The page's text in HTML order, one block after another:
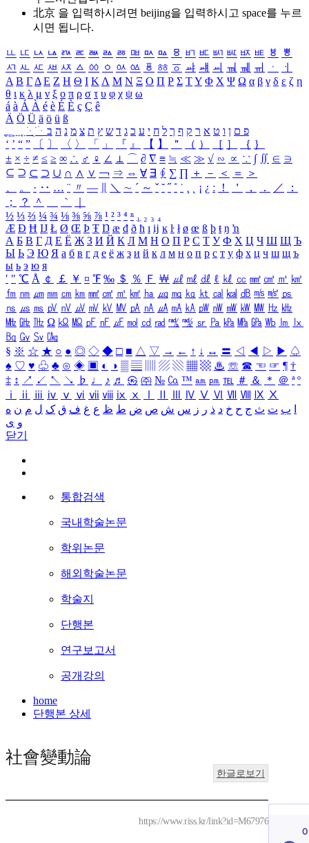
北京 을 입력하시려면 beijing을 입력하시고 space를 누르
시면 됩니다.
ㅥ ㅦ ㅧ ㅨ ㅩ ㅪ ㅫ ㅬ ㅭ ㅮ ㅯ ㅰ ㅱ ㅲ ㅳ ㅴ ㅵ ㅶ ㅷ ㅸ
ㅹ
ㅺ ㅻ ㅼ ㅽ ㅾ ㅿ ㆀ ㆁ ㆂ ㆃ ㆄ ㆅ ㆆ ㆇ ㆈ ㆉ ㆊ ㆋ ㆌ ㆍ
ㆎ
Α Β ΓΔ Ε Ζ Η Θ Ι ΚΛ Μ Ν Ξ Ο Π Ρ Σ ΤΥ Φ Χ Ψ Ω α β γ δ ε ζ η
θ ι κ λ μ ν ξ ο π ρ σ τ υ φ χ ψ ω
á à Á À é è É È ç Ç ê
Ä Ö Ü ä ö ü ß
ִֶֹ ֻּ ׁׂ פ ם ן ו ט א ר ק ף ך ל ח י ע כ ג ד ש ץ ת צ מ נ ה ב
‘ ’ “ ” 〔 〕 〈 〉 「 」 『 』 【 】 ＂ （ ） ［ ］ ｛ ｝
± × ÷ ≠ ≤ ≥ ∞ ∴ ♂ ♀ ∠ ⊥ ⌒ ∂ ∇ ≡ ≒ ≪ ≫ √ ∽ ∝ ∵ ∫ ∬ ∈ ∋
⊆ ⊇ ⊂ ⊃ ∪ ∩ ∧ ∨ ￢ ⇒ ⇔ ∀ ∃ ∮ ∑ ∏ ＋ － ＜ ＝
＞
、
。 · ‥ … ¨ 〃 ― ＼ ∼ ´ ～ ˇ ˘ ˝ ˚ ˙ ¸ ¡ ¿ ː ！ ＇ ， ． ／
：
；
？ ＾ ｀
½ ⅓ ⅔ ¼ ¾ ⅛ ⅜ ⅝ ⅞ ¹ ² ³ ⁴ ⁿ ₁ ₂ ₃ ₄
Æ Ð Ħ Ĳ Ł Ø Œ Þ Ŧ Ŋ æ đ ð ħ ı ĳ ĸ ŀ ł ø œ ß þ ŧ ŋ ŉ
А Б В Г Д Е Ё Ж З И Й К Л М Н О П Р С Т У Ф Х Ц Ч Ш Щ Ъ
Ы Ь Э Ю Я а б в г д е ё ж з и й к л м н о п р с т у ф х ц ч ш щ ъ
ы ь э ю я
′ ″ ℃ Å ￠ ￡ ￥ ¤ ℉ ‰ ＄ ％ Ｆ ￦ ㎕ ㎖ ㎗ ℓ ㎘ ㏄ ㎣ ㎤ ㎥ ㎦
㎙ ㎚ ㎛ ㎜ ㎝ ㎞ ㎟ ㎠ ㎡ ㎢ ㏊ ㎍ ㎎ ㎏ ㏏ ㎈ ㎉ ㏈ ㎧ ㎨ ㎰
㎱ ㎲ ㎳ ㎴ ㎵ ㎶ ㎷ ㎸ ㎹ ㎀ ㎁ ㎂ ㎃ ㎄ ㎺ ㎻ ㎽ ㎾ ㎿ ㎐ ㎑
㎒ ㎓ ㎔ Ω ㏀ ㏁ ㎊ ㎋ ㎌ ㏖ ㏅ ㎭ ㎮ ㎯ ㏛ ㎩ ㎪ ㎫ ㎬ ㏝ ㏐
㏓
㏃ ㏉ ㏜ ㏆
§ ※ ☆ ★ ○ ● ◎ ◇ ◆ □ ■ △ ▽ → ← ↑ ↓ ↔ 〓 ◁ ◀ ▷ ▶ ♤
♠ ♡ ♥ ♧ ♣ ⊙ ◈ ▣ ◐ ◑ ▒ ▤ ▨ ▧ ▦ ▩ ♨ ☏ ☎ ☜ ☞ ¶ †
‡ ↕ ↗ ↙ ↖ ↘ ♭ ♩ ♪ ♬ ㉿ ㈜ № ㏇ ™ ㏂ ㏘ ℡ ＃ ＆ ＊ ＠ ª º
ⅰ
ⅱ ⅲ ⅳ ⅴ ⅵ ⅶ ⅷ ⅸ ⅹ Ⅳ Ⅴ Ⅵ Ⅶ Ⅷ Ⅸ Ⅹ
ب ت ث ج ح خ د ذ ر ز س ش ص ض ط ظ ع غ ف ق ک ل م ن ه
و ی
닫기
통합검색
국내학술논문
학위논문
해외학술논문
학술지
단행본
연구보고서
공개강의
home
단행본 상세
社會變動論
한글로보기
https://www.riss.kr/link?id=M67976